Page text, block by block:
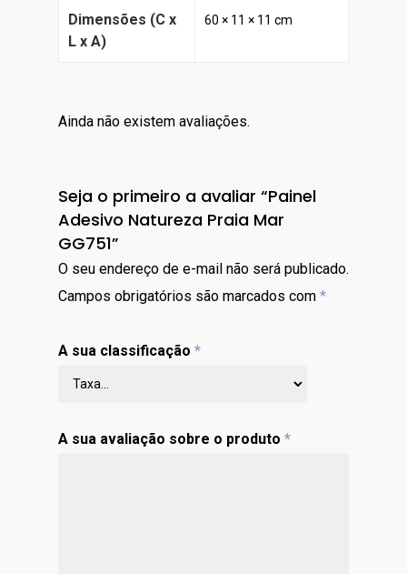
Dimensões (C x
L x A)
60 × 11 × 11 cm
Ainda não existem avaliações.
Seja o primeiro a avaliar “Painel
Adesivo Natureza Praia Mar
GG751”
O seu endereço de e-mail não será publicado.
Campos obrigatórios são marcados com *
A sua classificação *
A sua avaliação sobre o produto *